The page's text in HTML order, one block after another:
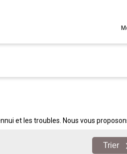
et les troubles. Nous vous
Trier